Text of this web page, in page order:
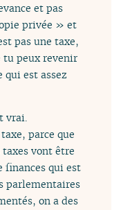
et pas
privée » et
pas une taxe,
tu peux revenir
est assez
vrai.
parce que
vont être
finances qui est
parlementaires
on a des